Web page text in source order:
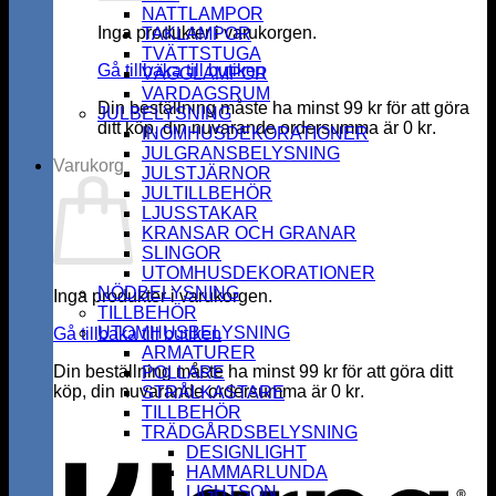
Inga produkter i varukorgen.
Gå tillbaka till butiken
Din beställning måste ha minst99 kr för att göra
ditt köp, din nuvarande ordersumma är 0 kr.
Varukorg
Inga produkter i varukorgen.
Gå tillbaka till butiken
Din beställning måste ha minst99 kr för att göra ditt
köp, din nuvarande ordersumma är 0 kr.
NATTLAMPOR
TAKLAMPOR
TVÄTTSTUGA
VÄGGLAMPOR
VARDAGSRUM
JULBELYSNING
INOMHUSDEKORATIONER
JULGRANSBELYSNING
JULSTJÄRNOR
JULTILLBEHÖR
LJUSSTAKAR
KRANSAR OCH GRANAR
SLINGOR
UTOMHUSDEKORATIONER
NÖDBELYSNING
TILLBEHÖR
UTOMHUSBELYSNING
ARMATURER
POLLARE
STRÅLKASTARE
TILLBEHÖR
TRÄDGÅRDSBELYSNING
DESIGNLIGHT
HAMMARLUNDA
LIGHTSON